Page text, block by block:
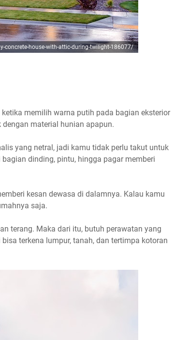
concrete-house-with-attic-during-twilight-186077/
memilih warna putih pada bagian eksterior
material hunian apapun.
yang netral, jadi kamu tidak perlu takut untuk
dinding, pintu, hingga pagar memberi
kesan dewasa di dalamnya. Kalau kamu
saja.
terang. Maka dari itu, butuh perawatan yang
terkena lumpur, tanah, dan tertimpa kotoran